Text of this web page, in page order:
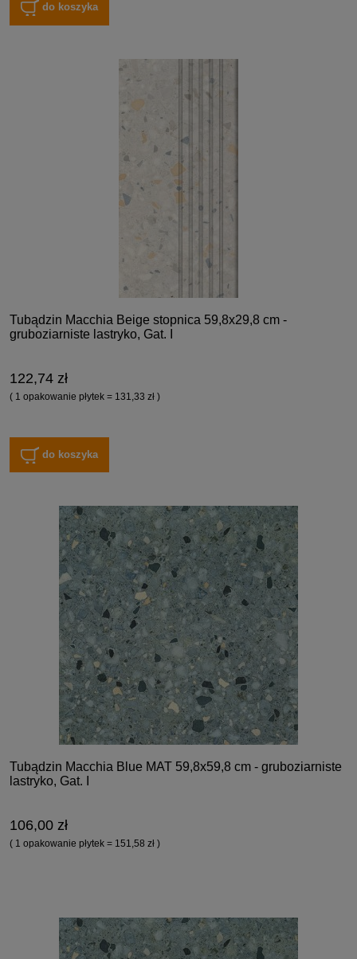
do koszyka
Tubądzin Macchia Beige stopnica 59,8x29,8 cm -
gruboziarniste lastryko, Gat. I
122,74 zł
( 1 opakowanie płytek = 131,33 zł )
do koszyka
Tubądzin Macchia Blue MAT 59,8x59,8 cm - gruboziarniste
lastryko, Gat. I
106,00 zł
( 1 opakowanie płytek = 151,58 zł )